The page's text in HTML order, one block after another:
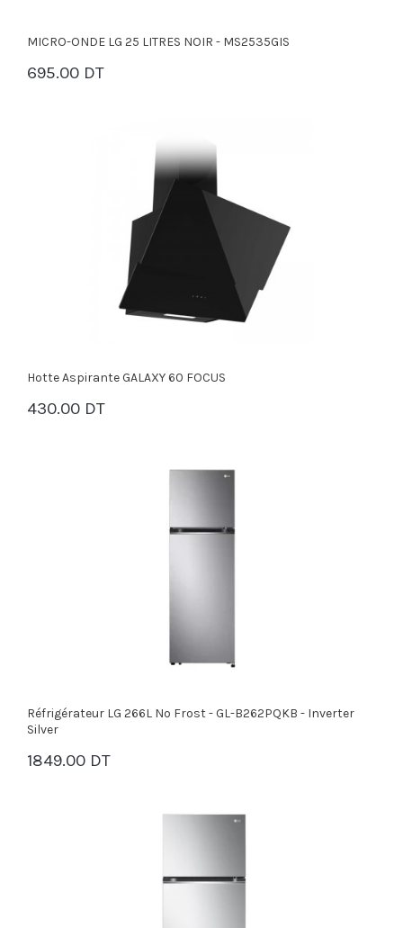
MICRO-ONDE LG 25 LITRES NOIR - MS2535GIS
695.00 DT
PANIER
Hotte Aspirante GALAXY 60 FOCUS
430.00 DT
PANIER
Réfrigérateur LG 266L No Frost - GL-B262PQKB - Inverter
Silver
1849.00 DT
PANIER